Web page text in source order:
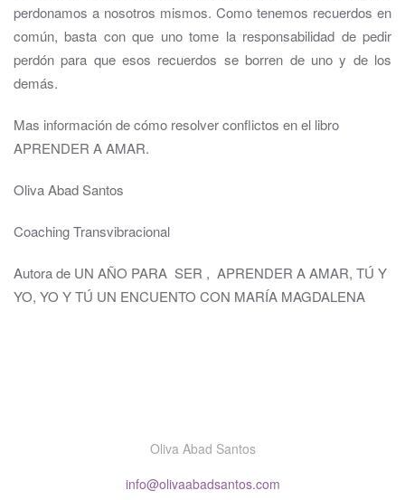
perdonamos a nosotros mismos. Como tenemos recuerdos en
común, basta con que uno tome la responsabilidad de pedir
perdón para que esos recuerdos se borren de uno y de los
demás.
Mas información de cómo resolver conflictos en el libro
APRENDER A AMAR.
Oliva Abad Santos
Coaching Transvibracional
Autora de UN AÑO PARA SER , APRENDER A AMAR, TÚ Y
YO, YO Y TÚ UN ENCUENTO CON MARÍA MAGDALENA
Oliva Abad Santos
info@olivaabadsantos.com